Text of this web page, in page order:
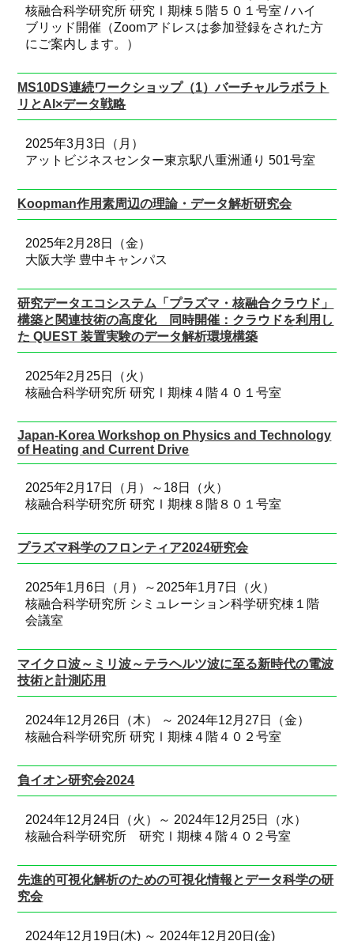
核融合科学研究所 研究Ⅰ期棟５階５０１号室 / ハイ
ブリッド開催（Zoomアドレスは参加登録をされた方
にご案内します。）
MS10DS連続ワークショップ（1）バーチャルラボラト
リとAI×データ戦略
2025年3月3日（月）
アットビジネスセンター東京駅八重洲通り 501号室
Koopman作用素周辺の理論・データ解析研究会
2025年2月28日（金）
大阪大学 豊中キャンパス
研究データエコシステム「プラズマ・核融合クラウド」
構築と関連技術の高度化 同時開催：クラウドを利用し
た QUEST 装置実験のデータ解析環境構築
2025年2月25日（火）
核融合科学研究所 研究Ⅰ期棟４階４０１号室
Japan-Korea Workshop on Physics and Technology
of Heating and Current Drive
2025年2月17日（月）～18日（火）
核融合科学研究所 研究Ⅰ期棟８階８０１号室
プラズマ科学のフロンティア2024研究会
2025年1月6日（月）～2025年1月7日（火）
核融合科学研究所 シミュレーション科学研究棟１階
会議室
マイクロ波～ミリ波～テラヘルツ波に至る新時代の電波
技術と計測応用
2024年12月26日（木） ～ 2024年12月27日（金）
核融合科学研究所 研究Ⅰ期棟４階４０２号室
負イオン研究会2024
2024年12月24日（火）～ 2024年12月25日（水）
核融合科学研究所 研究Ⅰ期棟４階４０２号室
先進的可視化解析のための可視化情報とデータ科学の研
究会
2024年12月19日(木) ～ 2024年12月20日(金)